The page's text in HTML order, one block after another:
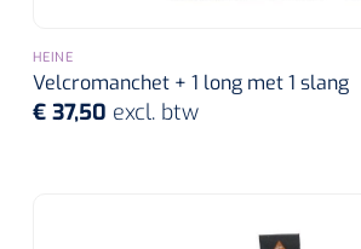
HEINE
Velcromanchet + 1 long met 1 slang
€ 37,50 excl. btw